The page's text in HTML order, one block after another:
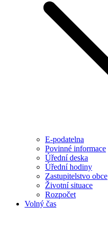
E-podatelna
Povinné informace
Úřední deska
Úřední hodiny
Zastupitelstvo obce
Životní situace
Rozpočet
Volný čas